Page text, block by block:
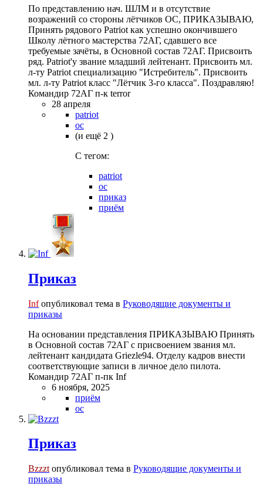
По представлению нач. ШЛМ и в отсутствие
возражений со стороны лётчиков ОС, ПРИКАЗЫВАЮ,
Принять рядового Patriot как успешно окончившего
Школу лётного мастерства 72АГ, сдавшего все
требуемые зачёты, в Основной состав 72АГ. Присвоить
ряд. Patriot'у звание младший лейтенант. Присвоить мл.
л-ту Patriot специализацию "Истребитель". Присвоить
мл. л-ту Patriot класс "Лётчик 3-го класса". Поздравляю!
Командир 72АГ п-к terror
28 апреля
patriot
ос
(и ещё 2 )
C тегом:
patriot
ос
приказ
приём
Приказ
Infопубликовал тема в Руководящие документы и
приказы
На основании представления ПРИКАЗЫВАЮ Принять
в Основной состав 72АГ с присвоением звания мл.
лейтенант кандидата Griezle94. Отделу кадров внести
соответствующие записи в личное дело пилота.
Командир 72АГ п-пк Inf
6 ноября, 2025
приём
ос
Приказ
Bzzzt опубликовал тема в Руководящие документы и
приказы